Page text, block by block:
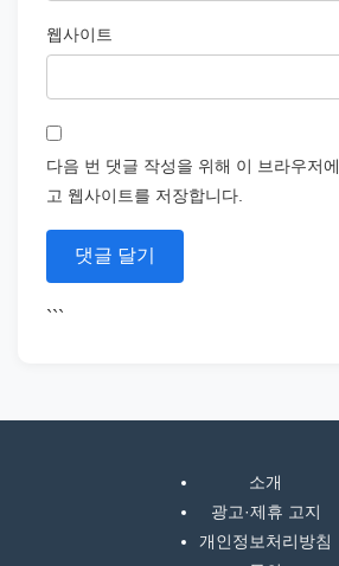
웹사이트
다음 번 댓글 작성을 위해 이 브라우저
고 웹사이트를 저장합니다.
```
소개
광고·제휴 고지
개인정보처리방침